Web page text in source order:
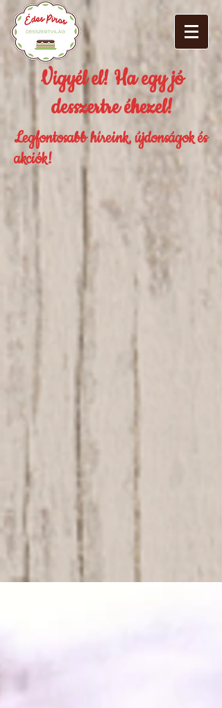
Vigyél el! Ha egy jó
desszertre éhezel!
Legfontosabb híreink, újdonságok és
akciók!